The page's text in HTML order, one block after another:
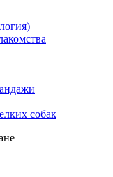
собак